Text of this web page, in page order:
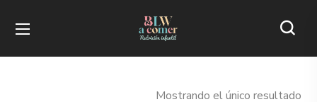
Mostrando el único resultado